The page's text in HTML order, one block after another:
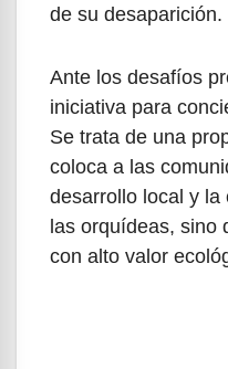
de su desaparición.
Ante los desafíos
iniciativa para
Se trata de una
coloca a las
desarrollo local y la
las orquídeas, sino
con alto valor